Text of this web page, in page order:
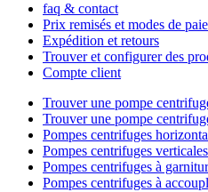
faq & contact
Prix remisés et modes de
Expédition et retours
Trouver et configurer des
Compte client
Trouver une pompe
Trouver une pompe
Pompes centrifuges
Pompes centrifuges verticales
Pompes centrifuges à
Pompes centrifuges à